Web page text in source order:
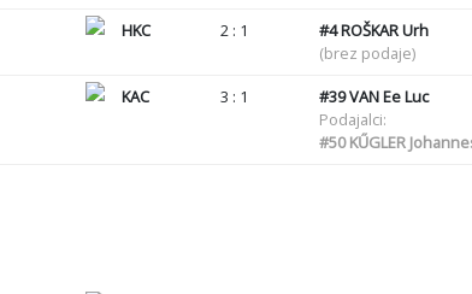
HKC 2 : 1 #4ROŠKAR Urh
(brez podaje)
KAC 3 : 1 #39VAN Ee Luc
Podajalci:
#50KŰGLER